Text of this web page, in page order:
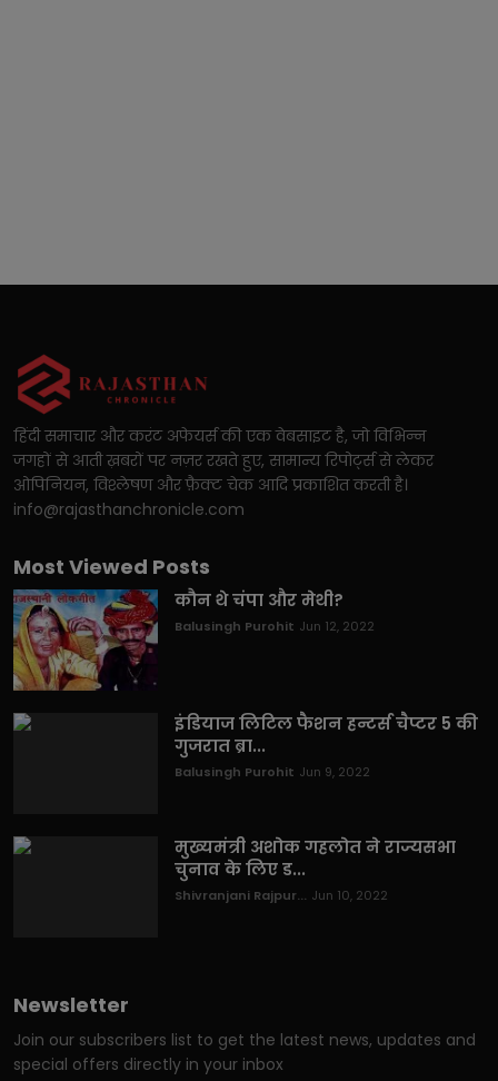
हिंदी समाचार और करंट अफेयर्स की एक वेबसाइट है, जो विभिन्न
जगहों से आती ख़बरों पर नज़र रखते हुए, सामान्य रिपोर्ट्स से लेकर
ओपिनियन, विश्लेषण और फ़ैक्ट चेक आदि प्रकाशित करती है।
info@rajasthanchronicle.com
Most Viewed Posts
कौन थे चंपा और मेथी?
Balusingh Purohit Jun 12, 2022
इंडियाज लिटिल फैशन हन्टर्स चैप्टर 5 की
गुजरात ब्रा...
Balusingh Purohit Jun 9, 2022
मुख्यमंत्री अशोक गहलोत ने राज्यसभा
चुनाव के लिए ड...
Shivranjani Rajpur... Jun 10, 2022
Newsletter
Join our subscribers list to get the latest news, updates and
special offers directly in your inbox